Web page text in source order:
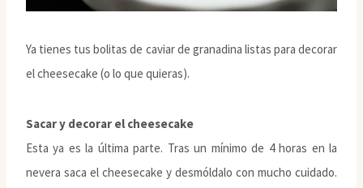
Ya tienes tus bolitas de caviar de granadina listas para decorar
el cheesecake (o lo que quieras).
Sacar y decorar el cheesecake
Esta ya es la última parte. Tras un mínimo de 4 horas en la
nevera saca el cheesecake y desmóldalo con mucho cuidado.